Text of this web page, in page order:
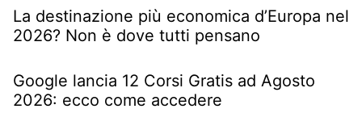
La destinazione più economica d’Europa nel
2026? Non è dove tutti pensano
Google lancia 12 Corsi Gratis ad Agosto
2026: ecco come accedere